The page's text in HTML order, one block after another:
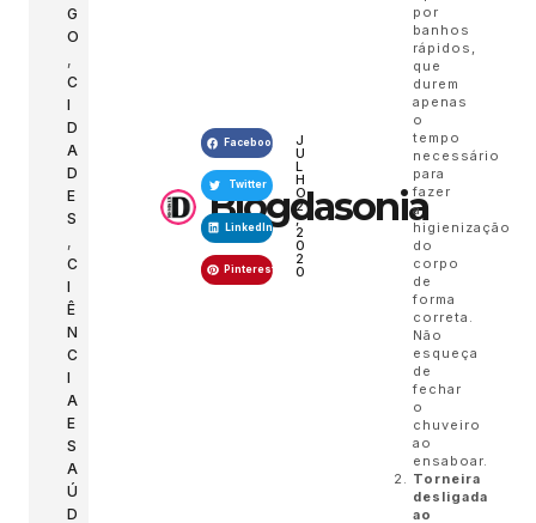
G
O
C
I
D
A
D
E
S
C
I
Ê
N
C
I
A
E
S
A
Ú
D
Blogdasonia
Facebook
Twitter
LinkedIn
Pinterest
J
U
L
H
O
2
,
2
0
2
0
por
banhos
rápidos,
que
durem
apenas
o
tempo
necessário
para
fazer
a
higienização
do
corpo
de
forma
correta.
Não
esqueça
de
fechar
o
chuveiro
ao
ensaboar.
Torneira
desligada
ao